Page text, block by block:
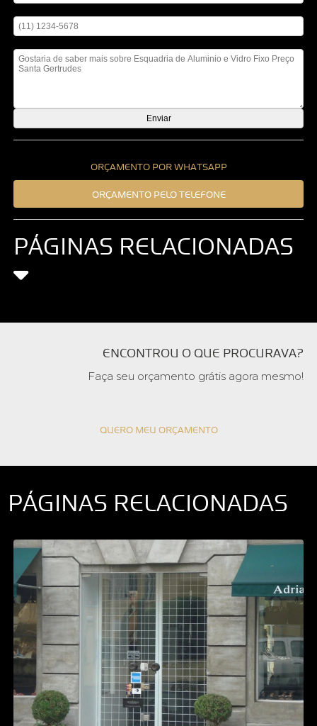
ORÇAMENTO POR WHATSAPP
ORÇAMENTO PELO TELEFONE
PÁGINAS RELACIONADAS
ENCONTROU O QUE PROCURAVA?
Faça seu orçamento grátis agora mesmo!
QUERO MEU ORÇAMENTO
PÁGINAS RELACIONADAS